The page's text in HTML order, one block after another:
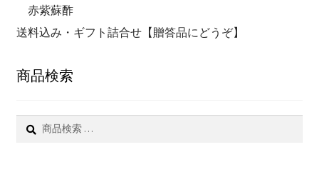
赤紫蘇酢
送料込み・ギフト詰合せ【贈答品にどうぞ】
商品検索